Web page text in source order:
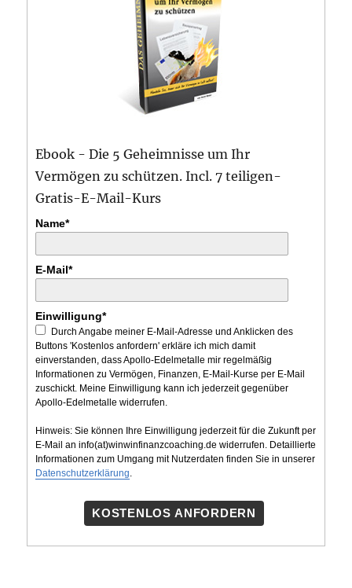
Ebook - Die 5 Geheimnisse um Ihr
Vermögen zu schützen. Incl. 7 teiligen-
Gratis-E-Mail-Kurs
Name*
E-Mail*
Einwilligung*
Durch Angabe meiner E-Mail-Adresse und Anklicken des
Buttons 'Kostenlos anfordern' erkläre ich mich damit
einverstanden, dass Apollo-Edelmetalle mir regelmäßig
Informationen zu Vermögen, Finanzen, E-Mail-Kurse per E-Mail
zuschickt. Meine Einwilligung kann ich jederzeit gegenüber
Apollo-Edelmetalle widerrufen.
Hinweis: Sie können Ihre Einwilligung jederzeit für die Zukunft per
E-Mail an info(at)winwinfinanzcoaching.de widerrufen. Detaillierte
Informationen zum Umgang mit Nutzerdaten finden Sie in unserer
Datenschutzerklärung.
KOSTENLOS ANFORDERN